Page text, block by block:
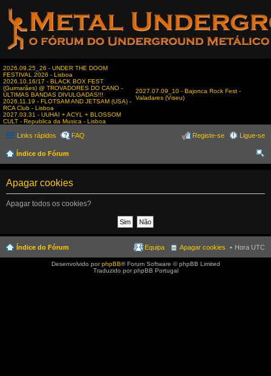
2026.09.25_26 - UNDER THE DOOM
FESTIVAL 2026 - Lisboa
2026.10.16/17 - BLACK BOX FEST
(Guimarães) @ TROVADORES DO CANO -
ÚLTIMAS BANDAS DIVULGADAS!!!
2026.11.19 - FLOTSAM AND JETSAM (USA) -
RCA Club - Lisboa
2027.03.31 - UUHAI + ACYL + BLOSSOM
CULT - Republica da Musica - Lisboa
2027.07.09_10 - Bajonca Rock Fest -
Valadares (Viseu)
Links rápidos FAQ Ligue-se
Registe-se
Índice do Fórum
Apagar cookies
Apagar todos os cookies?
Índice do Fórum Hora UTC
Apagar cookies
Equipa
Desenvolvido porphpBB® Forum Software © phpBB Limited
Traduzido por phpBB Portugal